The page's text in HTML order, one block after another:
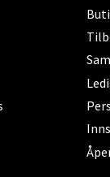
- Sortland